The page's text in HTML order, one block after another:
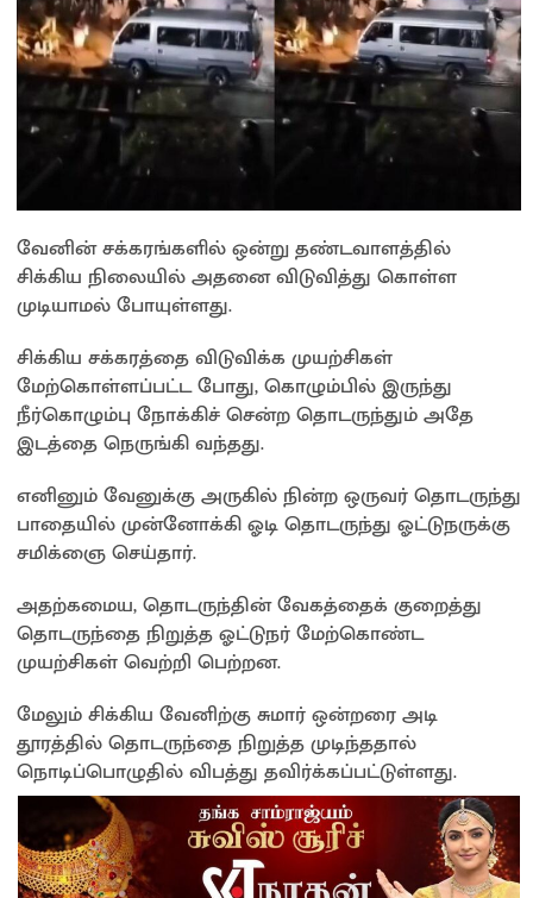
வேனின் சக்கரங்களில் ஒன்று தண்டவாளத்தில்
சிக்கிய நிலையில் அதனை விடுவித்து கொள்ள
முடியாமல் போயுள்ளது.
சிக்கிய சக்கரத்தை விடுவிக்க முயற்சிகள்
மேற்கொள்ளப்பட்ட போது, ​​கொழும்பில் இருந்து
நீர்கொழும்பு நோக்கிச் சென்ற தொடருந்தும் அதே
இடத்தை நெருங்கி வந்தது.
எனினும் வேனுக்கு அருகில் நின்ற ஒருவர் தொடருந்து
பாதையில் முன்னோக்கி ஓடி தொடருந்து ஓட்டுநருக்கு
சமிக்ஞை செய்தார்.
அதற்கமைய, தொடருந்தின் வேகத்தைக் குறைத்து
தொடருந்தை நிறுத்த ஓட்டுநர் மேற்கொண்ட
முயற்சிகள் வெற்றி பெற்றன.
மேலும் சிக்கிய வேனிற்கு சுமார் ஒன்றரை அடி
தூரத்தில் தொடருந்தை நிறுத்த முடிந்ததால்
நொடிப்பொழுதில் விபத்து தவிர்க்கப்பட்டுள்ளது.